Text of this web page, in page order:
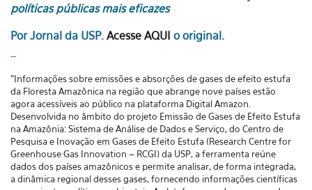
políticas públicas mais eficazes
Por Jornal da USP. Acesse AQUI o original.
--
"Informações sobre emissões e absorções de gases de efeito estufa
da Floresta Amazônica na região que abrange nove países estão
agora acessíveis ao público na plataforma Digital Amazon.
Desenvolvida no âmbito do projeto Emissão de Gases de Efeito Estufa
na Amazônia: Sistema de Análise de Dados e Serviço, do Centro de
Pesquisa e Inovação em Gases de Efeito Estufa (Research Centre for
Greenhouse Gas Innovation – RCGI) da USP, a ferramenta reúne
dados dos países amazônicos e permite analisar, de forma integrada,
a dinâmica regional desses gases, fornecendo informações científicas